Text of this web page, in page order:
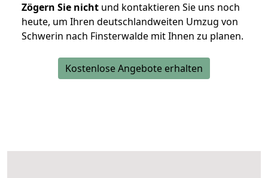
Zögern Sie nicht und kontaktieren Sie uns noch
heute, um Ihren deutschlandweiten Umzug von
Schwerin nach Finsterwalde mit Ihnen zu planen.
Kostenlose Angebote erhalten